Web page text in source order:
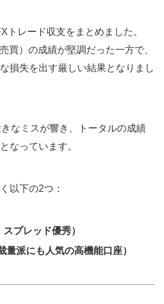
たやっちゃった…」そんなあな
トレード収支をまとめました。
買）の成績が堅調だった一方で、
損失を出す厳しい結果となりまし
なミスが響き、トータルの成績
なっています。
以下の2つ：
プレッド優秀）
派にも人気の高機能口座）